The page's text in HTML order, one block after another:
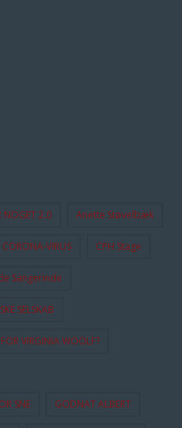
NOGET 2.0 Anette Støvelbæk
CORONA-VIRUS CPH Stage
Sangerinde
SELSKAB
VIRGINIA WOOLF?
SNE GODNAT ALBERT